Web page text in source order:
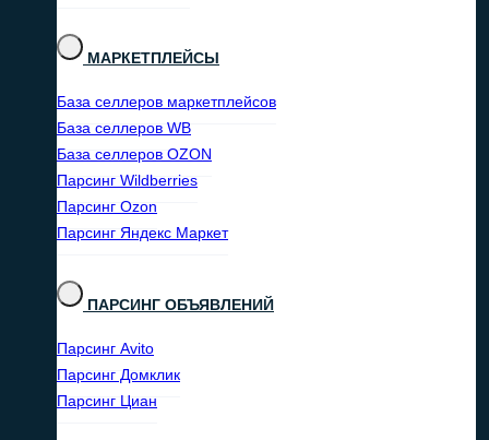
МАРКЕТПЛЕЙСЫ
База селлеров маркетплейсов
База селлеров WB
База селлеров OZON
Парсинг Wildberries
Парсинг Ozon
Парсинг Яндекс Маркет
ПАРСИНГ ОБЪЯВЛЕНИЙ
Парсинг Avito
Парсинг Домклик
Парсинг Циан